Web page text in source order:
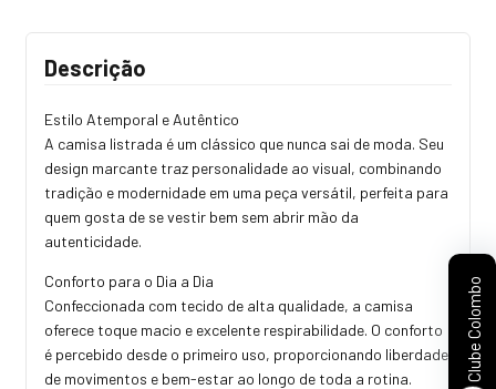
Descrição
Estilo Atemporal e Autêntico
A camisa listrada é um clássico que nunca sai de moda. Seu
design marcante traz personalidade ao visual, combinando
tradição e modernidade em uma peça versátil, perfeita para
quem gosta de se vestir bem sem abrir mão da
autenticidade.
Conforto para o Dia a Dia
Confeccionada com tecido de alta qualidade, a camisa
oferece toque macio e excelente respirabilidade. O conforto
é percebido desde o primeiro uso, proporcionando liberdade
de movimentos e bem-estar ao longo de toda a rotina.
Clube Colombo